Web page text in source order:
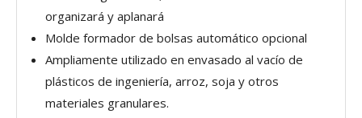
organizará y aplanará
Molde formador de bolsas automático opcional
Ampliamente utilizado en envasado al vacío de
plásticos de ingeniería, arroz, soja y otros
materiales granulares.